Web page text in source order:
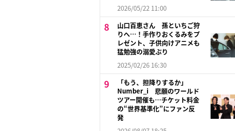
2026/05/22 11:00
山口百恵さん 孫といちご狩
りへ…！手作りおくるみをプ
レゼント、子供向けアニメも
猛勉強の溺愛ぶり
2025/02/26 16:30
「もう、担降りするか」
Number_i 悲願のワールド
ツアー開催も…チケット料金
の“世界基準化”にファン反
発